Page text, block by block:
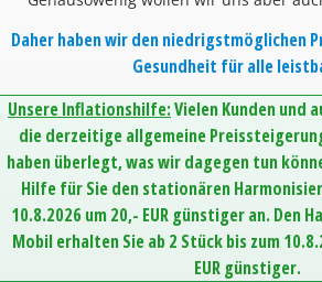
Daher haben wir den niedrigstmöglichen
Gesundheit für alle
Unsere Inflationshilfe:Vielen Kunden und
die derzeitige allgemeine
haben überlegt, was wir dagegen tun
Hilfe für Sie den stationären
10.8.2026 um 20,- EUR günstiger an. Den
Mobil erhalten Sie ab 2 Stück bis zum
EUR günstiger.